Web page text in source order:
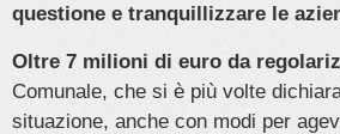
questione e tranquillizzare le
Oltre 7 milioni di euro da
Comunale, che si è più volte
situazione, anche con modi per